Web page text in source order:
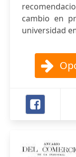
cambio en
universidad